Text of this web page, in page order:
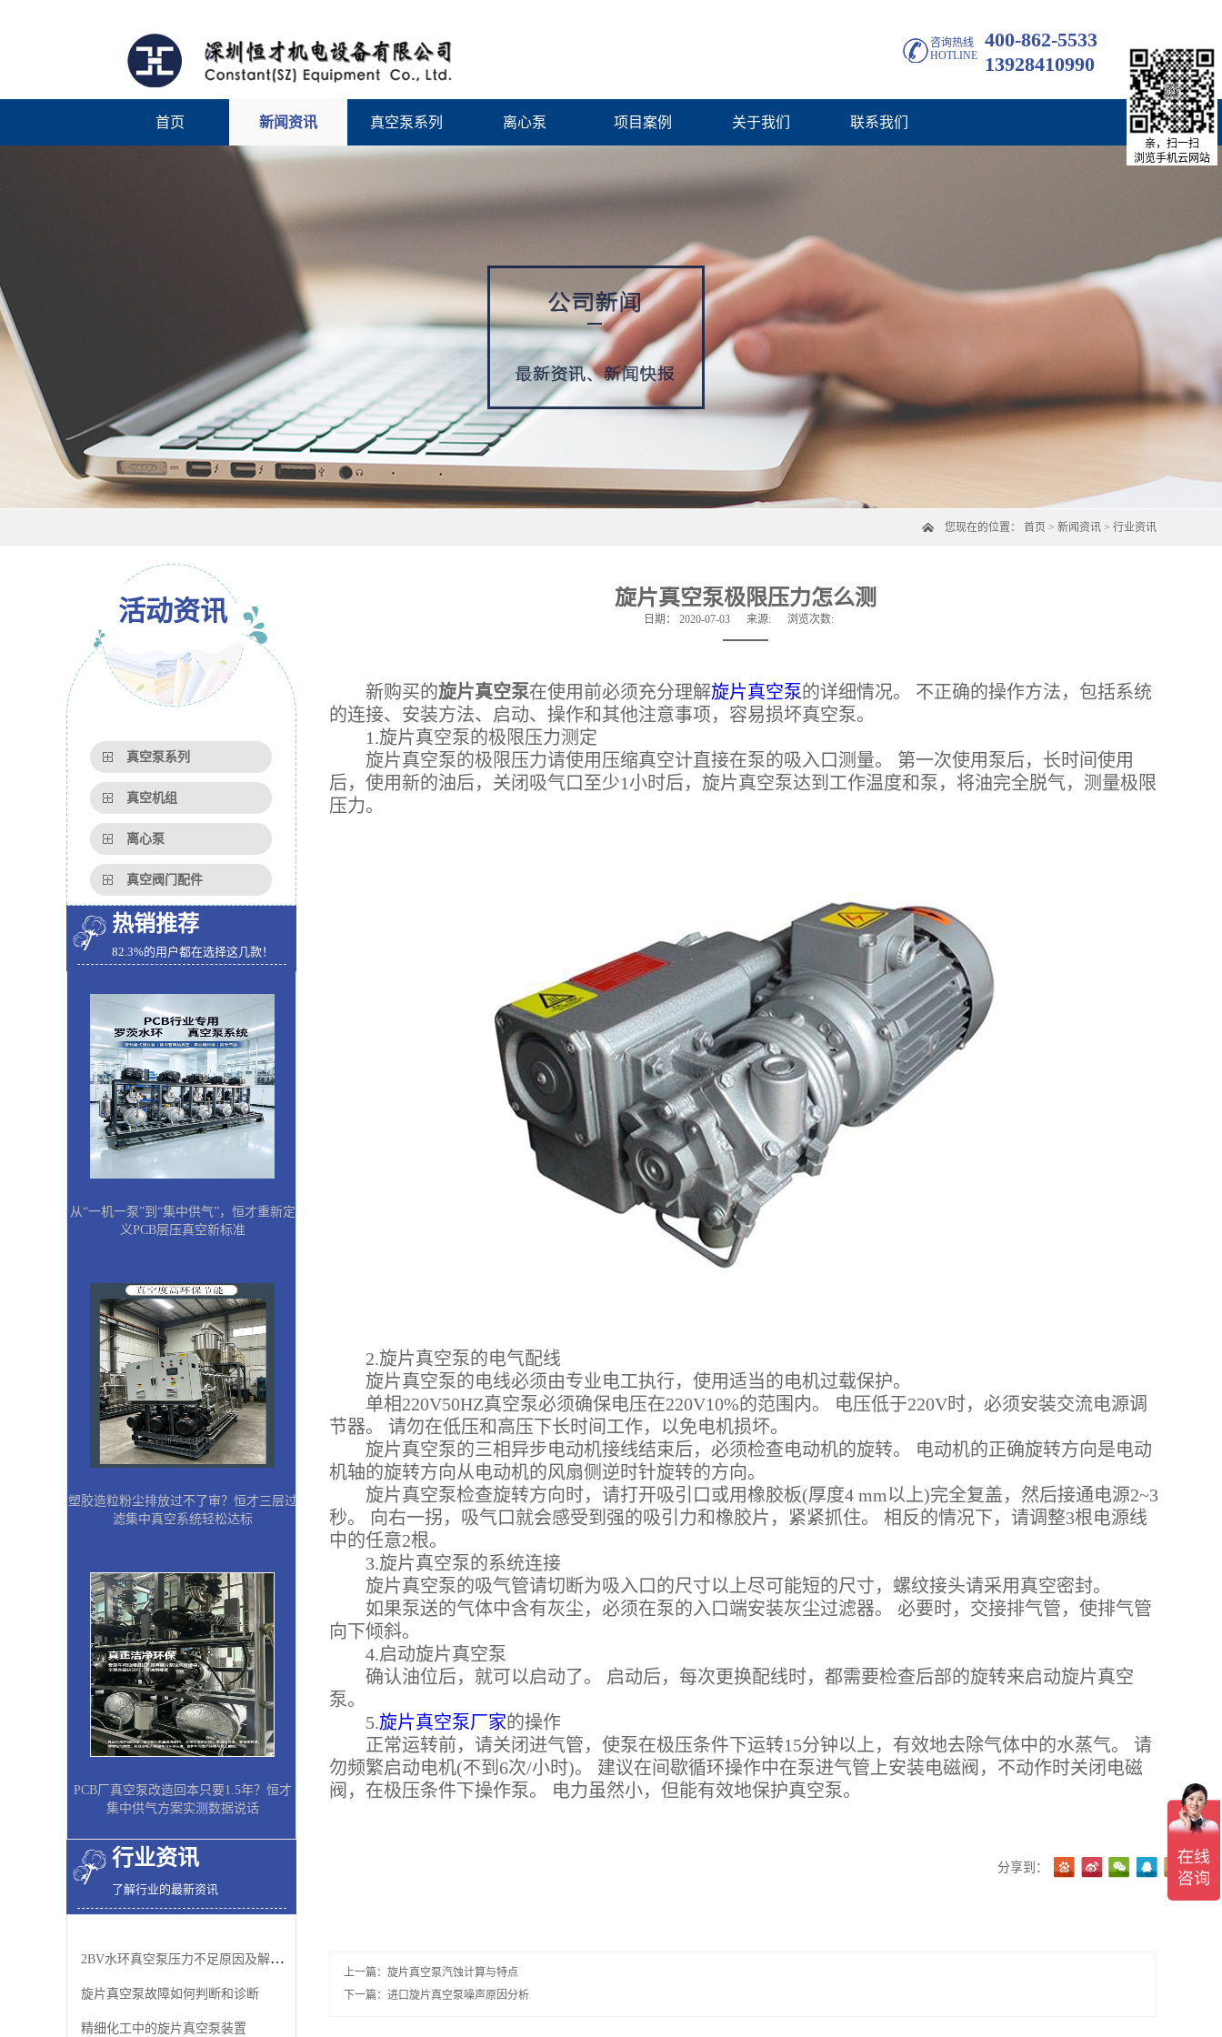
咨询热线
HOTLINE
400-862-5533
13928410990
首页 新闻资讯 真空泵系列 离心泵 项目案例 关于我们 联系我们
您现在的位置： 首页 > 新闻资讯 > 行业资讯
活动资讯
真空泵系列
真空机组
离心泵
真空阀门配件
热销推荐
82.3%的用户都在选择这几款！
从“一机一泵”到“集中供气”，恒才重新定
义PCB层压真空新标准
塑胶造粒粉尘排放过不了审？恒才三层过
滤集中真空系统轻松达标
PCB厂真空泵改造回本只要1.5年？恒才
集中供气方案实测数据说话
行业资讯
了解行业的最新资讯
2BV水环真空泵压力不足原因及解决办法
旋片真空泵故障如何判断和诊断
精细化工中的旋片真空泵装置
旋片真空泵极限压力怎么测
日期： 2020-07-03 来源: 浏览次数:
新购买的旋片真空泵在使用前必须充分理解旋片真空泵的详细情况。 不正确的操作方法，包括系统
的连接、安装方法、启动、操作和其他注意事项，容易损坏真空泵。
1.旋片真空泵的极限压力测定
旋片真空泵的极限压力请使用压缩真空计直接在泵的吸入口测量。 第一次使用泵后，长时间使用
后，使用新的油后，关闭吸气口至少1小时后，旋片真空泵达到工作温度和泵，将油完全脱气，测量极限
压力。
2.旋片真空泵的电气配线
旋片真空泵的电线必须由专业电工执行，使用适当的电机过载保护。
单相220V50HZ真空泵必须确保电压在220V10%的范围内。 电压低于220V时，必须安装交流电源调
节器。 请勿在低压和高压下长时间工作，以免电机损坏。
旋片真空泵的三相异步电动机接线结束后，必须检查电动机的旋转。 电动机的正确旋转方向是电动
机轴的旋转方向从电动机的风扇侧逆时针旋转的方向。
旋片真空泵检查旋转方向时，请打开吸引口或用橡胶板(厚度4 mm以上)完全复盖，然后接通电源2~3
秒。 向右一拐，吸气口就会感受到强的吸引力和橡胶片，紧紧抓住。 相反的情况下，请调整3根电源线
中的任意2根。
3.旋片真空泵的系统连接
旋片真空泵的吸气管请切断为吸入口的尺寸以上尽可能短的尺寸，螺纹接头请采用真空密封。
如果泵送的气体中含有灰尘，必须在泵的入口端安装灰尘过滤器。 必要时，交接排气管，使排气管
向下倾斜。
4.启动旋片真空泵
确认油位后，就可以启动了。 启动后，每次更换配线时，都需要检查后部的旋转来启动旋片真空
泵。
5.旋片真空泵厂家的操作
正常运转前，请关闭进气管，使泵在极压条件下运转15分钟以上，有效地去除气体中的水蒸气。 请
勿频繁启动电机(不到6次/小时)。 建议在间歇循环操作中在泵进气管上安装电磁阀，不动作时关闭电磁
阀，在极压条件下操作泵。 电力虽然小，但能有效地保护真空泵。
上一篇： 旋片真空泵汽蚀计算与特点
下一篇： 进口旋片真空泵噪声原因分析
亲，扫一扫
浏览手机云网站